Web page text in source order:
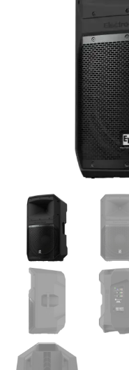
Supporto clienti
Ciao, Come posso
Puoi chiedermi
prodotti.
Per ottenere dettagli su